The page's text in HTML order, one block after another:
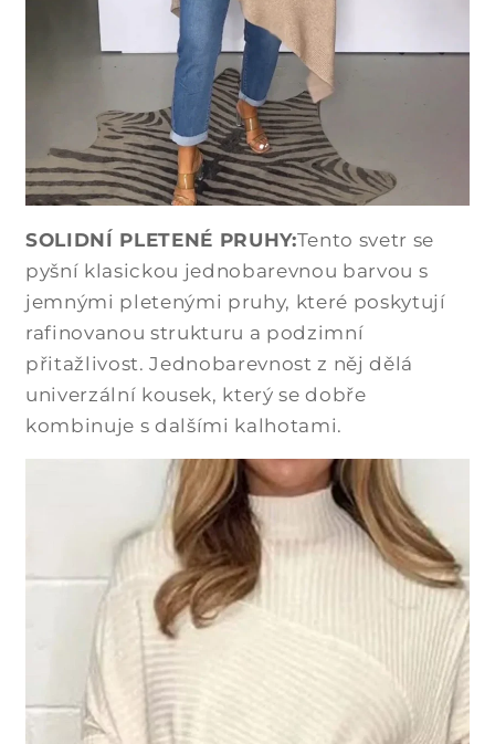
SOLIDNÍ PLETENÉ PRUHY:Tento svetr se
pyšní klasickou jednobarevnou barvou s
jemnými pletenými pruhy, které poskytují
rafinovanou strukturu a podzimní
přitažlivost. Jednobarevnost z něj dělá
univerzální kousek, který se dobře
kombinuje s dalšími kalhotami.